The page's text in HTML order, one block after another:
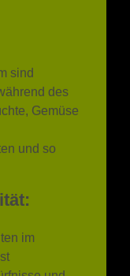
sind
Gemüse
und so
im
und
um eine